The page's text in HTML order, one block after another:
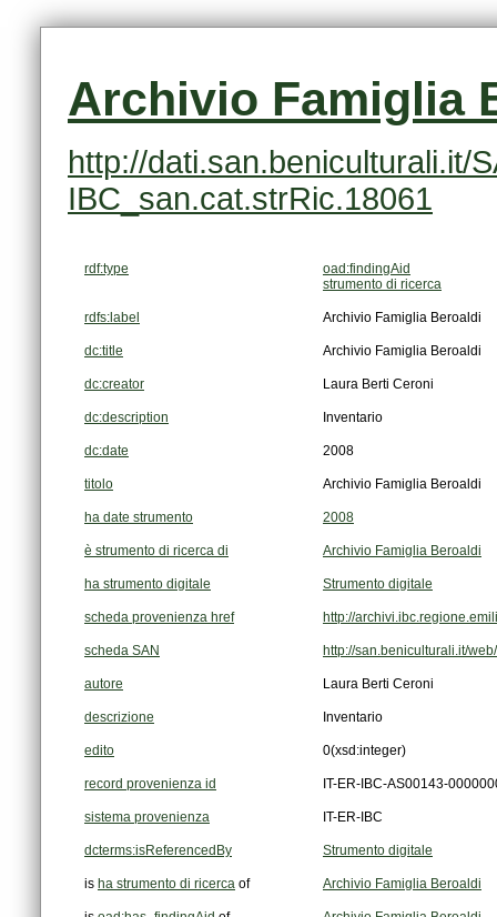
Archivio Famiglia
IBC_san.cat.strRic.18061
rdf:type
oad:findingAid
strumento di ricerca
rdfs:label Archivio Famiglia Beroaldi
dc:title Archivio Famiglia Beroaldi
dc:creator Laura Berti Ceroni
dc:description Inventario
dc:date 2008
titolo Archivio Famiglia Beroaldi
ha date strumento 2008
è strumento di ricerca di Archivio Famiglia Beroaldi
ha strumento digitale Strumento digitale
scheda provenienza href http://
scheda SAN http://san.beniculturali.it/
autore Laura Berti Ceroni
descrizione Inventario
edito 0(xsd:integer)
record provenienza id IT-ER-IBC-AS00143-
sistema provenienza IT-ER-IBC
dcterms:isReferencedBy Strumento digitale
is ha strumento di ricerca of Archivio Famiglia Beroaldi